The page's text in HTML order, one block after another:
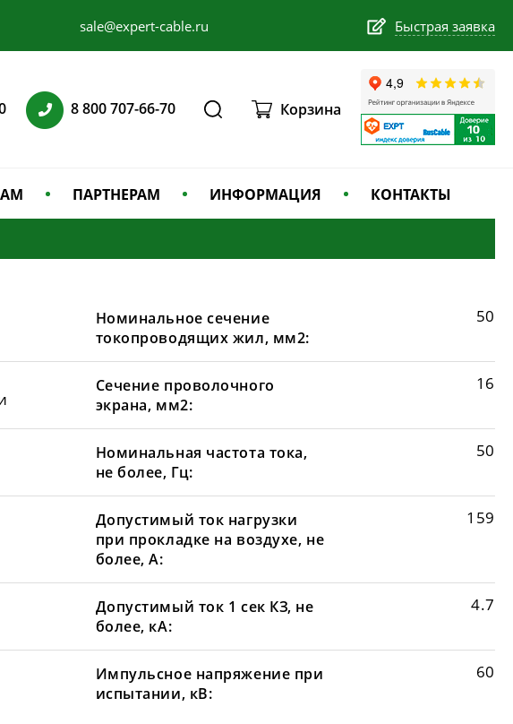
sale@expert-cable.ru Быстрая заявка
8 800 707-66-70 Корзина
ПАРТНЕРАМ ИНФОРМАЦИЯ КОНТАКТЫ
Номинальное сечение
токопроводящих жил, мм2:
50
Сечение проволочного
экрана, мм2:
16
Номинальная частота тока,
не более, Гц:
50
Допустимый ток нагрузки
при прокладке на воздухе, не
более, А:
159
Допустимый ток 1 сек КЗ, не
более, кА:
4.7
Импульсное напряжение при
испытании, кВ:
60